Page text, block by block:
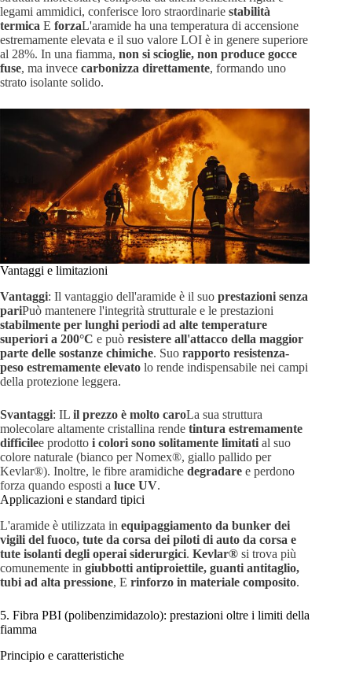
legami ammidici, conferisce loro straordinarie stabilità
termica E forzaL'aramide ha una temperatura di accensione
estremamente elevata e il suo valore LOI è in genere superiore
al 28%. In una fiamma, non si scioglie, non produce gocce
fuse, ma invece carbonizza direttamente, formando uno
strato isolante solido.
Vantaggi e limitazioni
Vantaggi: Il vantaggio dell'aramide è il suo prestazioni senza
pariPuò mantenere l'integrità strutturale e le prestazioni
stabilmente per lunghi periodi ad alte temperature
superiori a 200°C e può resistere all'attacco della maggior
parte delle sostanze chimiche. Suo rapporto resistenza-
peso estremamente elevato lo rende indispensabile nei campi
della protezione leggera.
Svantaggi: IL il prezzo è molto caroLa sua struttura
molecolare altamente cristallina rende tintura estremamente
difficilee prodotto i colori sono solitamente limitati al suo
colore naturale (bianco per Nomex®, giallo pallido per
Kevlar®). Inoltre, le fibre aramidiche degradare e perdono
forza quando esposti a luce UV.
Applicazioni e standard tipici
L'aramide è utilizzata in equipaggiamento da bunker dei
vigili del fuoco, tute da corsa dei piloti di auto da corsa e
tute isolanti degli operai siderurgici. Kevlar® si trova più
comunemente in giubbotti antiproiettile, guanti antitaglio,
tubi ad alta pressione, E rinforzo in materiale composito.
5. Fibra PBI (polibenzimidazolo): prestazioni oltre i limiti della
fiamma
Principio e caratteristiche